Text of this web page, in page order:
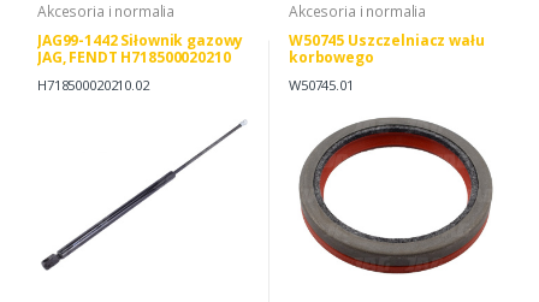
Akcesoria i normalia
JAG99-1442 Siłownik gazowy
JAG, FENDT H718500020210
H718500020210.02
Akcesoria i normalia
W50745 Uszczelniacz wału
korbowego
W50745.01